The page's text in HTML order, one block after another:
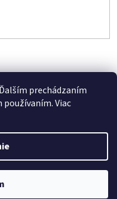
prechádzaním
Viac
| Nakúpte 3 produkty,
práva vyhradené.